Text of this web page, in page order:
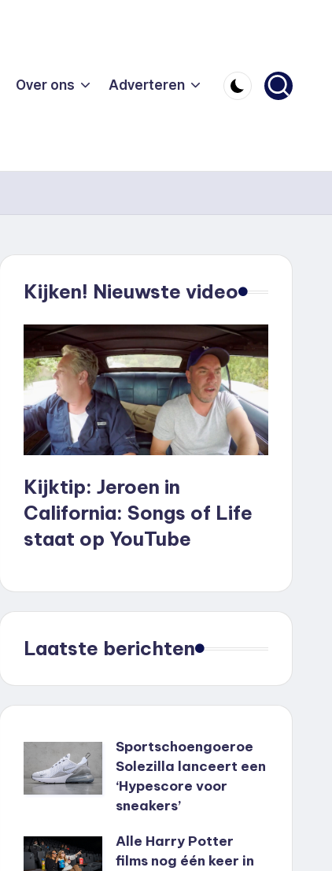
Over ons Adverteren
Kijken! Nieuwste video
Kijktip: Jeroen in
California: Songs of Life
staat op YouTube
Laatste berichten
Sportschoengoeroe
Solezilla lanceert een
‘Hypescore voor
sneakers’
Alle Harry Potter
films nog één keer in